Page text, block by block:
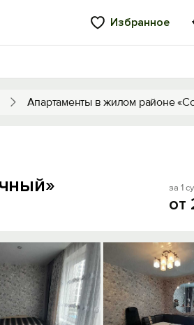
Избранное
Апартаменты в жилом районе
за 1
от